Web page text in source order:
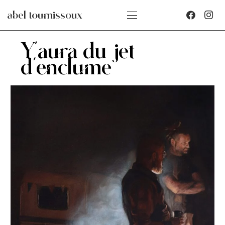
abel tournissoux
Y’aura du jet
d’enclume